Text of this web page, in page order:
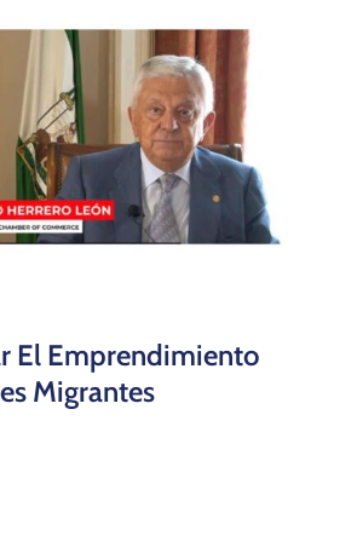
El Emprendimiento
Migrantes